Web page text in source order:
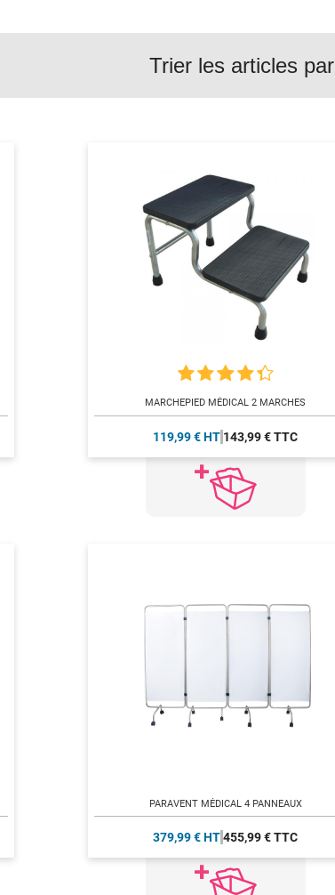
Trier les articles par
MARCHEPIED MÉDICAL 2 MARCHES
119,99 € HT 143,99 € TTC
PARAVENT MÉDICAL 4 PANNEAUX
379,99 € HT 455,99 € TTC